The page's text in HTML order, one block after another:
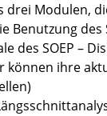
drei Modulen,
Benutzung des
des SOEP –
können ihre